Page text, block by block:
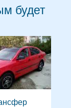
будет